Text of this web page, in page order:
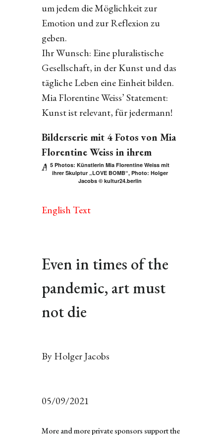
um jedem die Möglichkeit zur
Emotion und zur Reflexion zu
geben.
Ihr Wunsch: Eine pluralistische
Gesellschaft, in der Kunst und das
tägliche Leben eine Einheit bilden.
Mia Florentine Weiss’ Statement:
Kunst ist relevant, für jedermann!
Bilderserie mit 4 Fotos von Mia
Florentine Weiss in ihrem
Atelier:
5 Photos: Künstlerin Mia Florentine Weiss mit
ihrer Skulptur „LOVE BOMB“, Photo: Holger
Jacobs © kultur24.berlin
English Text
Even in times of the
pandemic, art must
not die
By Holger Jacobs
05/09/2021
More and more private sponsors support the